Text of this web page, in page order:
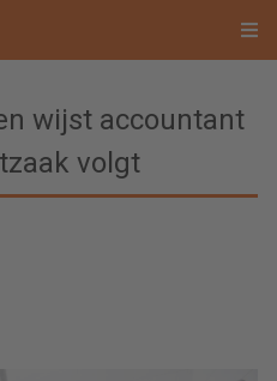
wijst accountant
volgt